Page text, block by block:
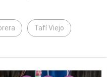
Tafí Viejo